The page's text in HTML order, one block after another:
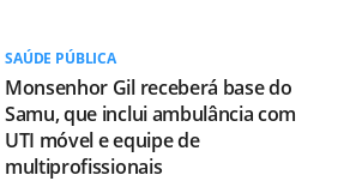
SAÚDE PÚBLICA
Monsenhor Gil receberá base do
Samu, que inclui ambulância com
UTI móvel e equipe de
multiprofissionais